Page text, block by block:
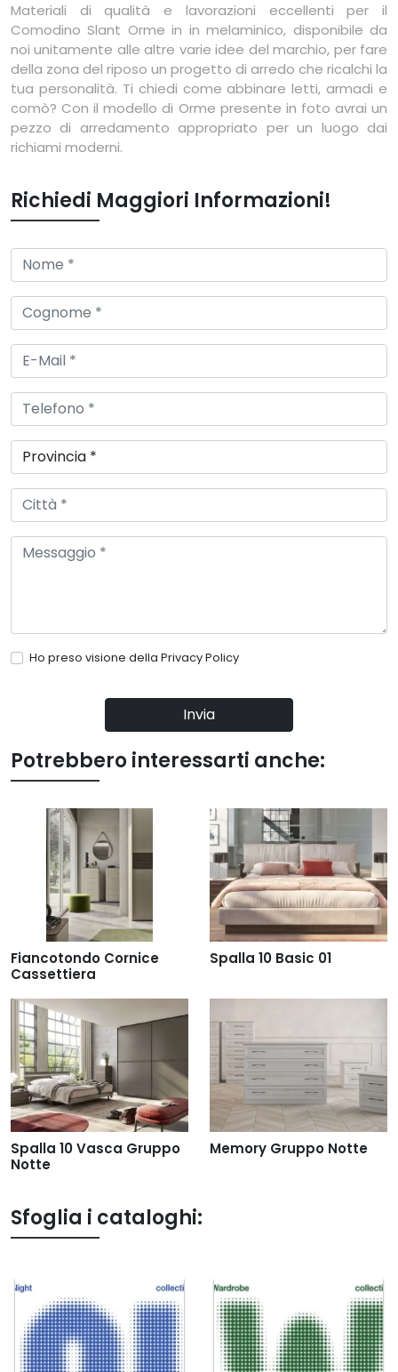
Materiali di qualità e lavorazioni eccellenti per il
Comodino Slant Orme in in melaminico, disponibile da
noi unitamente alle altre varie idee del marchio, per fare
della zona del riposo un progetto di arredo che ricalchi la
tua personalità. Ti chiedi come abbinare letti, armadi e
comò? Con il modello di Orme presente in foto avrai un
pezzo di arredamento appropriato per un luogo dai
richiami moderni.
Richiedi Maggiori Informazioni!
Ho preso visione della Privacy Policy
Invia
Potrebbero interessarti anche:
Fiancotondo Cornice
Cassettiera
Spalla 10 Basic 01
Spalla 10 Vasca Gruppo
Notte
Memory Gruppo Notte
Sfoglia i cataloghi: